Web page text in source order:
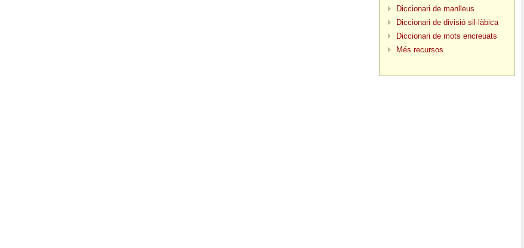
Diccionari de manlleus
Diccionari de divisió sil·làbica
Diccionari de mots encreuats
Més recursos